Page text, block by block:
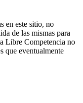
en este sitio, no
de las mismas para
Libre Competencia no
que eventualmente